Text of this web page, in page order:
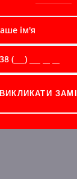
ВИКЛИКАТИ